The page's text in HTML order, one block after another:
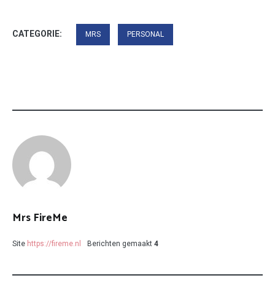
CATEGORIE: MRS PERSONAL
Mrs FireMe
Site https://fireme.nl Berichten gemaakt 4